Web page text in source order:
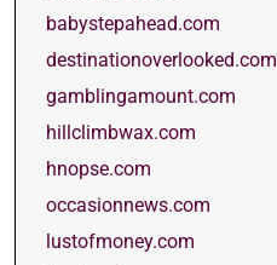
babystepahead.com
destinationoverlooked.com
gamblingamount.com
hillclimbwax.com
hnopse.com
occasionnews.com
lustofmoney.com